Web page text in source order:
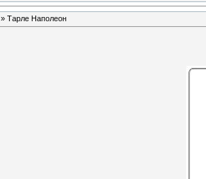
» Тарле Наполеон